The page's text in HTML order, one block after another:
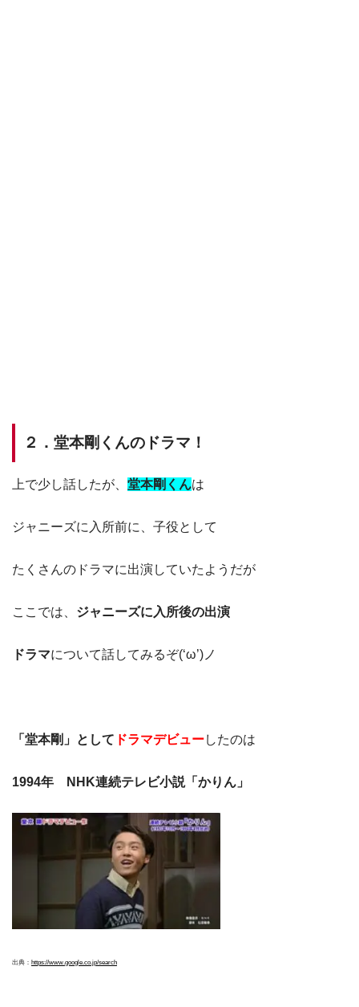
２．堂本剛くんのドラマ！
上で少し話したが、 堂本剛くんは
ジャニーズに入所前に、子役として
たくさんのドラマに出演していたようだが
ここでは、 ジャニーズに入所後の出演
ドラマについて話してみるぞ(‘ω’)ノ
「堂本剛」として ドラマデビューしたのは
1994年 NHK連続テレビ小説「かりん」
出典： https://www.google.co.jp/search